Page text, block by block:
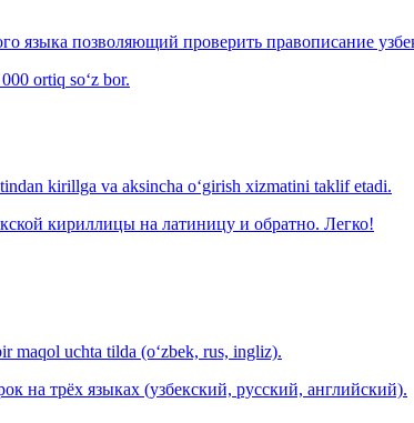
языка позволяющий проверить правописание
ortiq so‘z bor.
kirillga va aksincha o‘girish xizmatini taklif etadi.
кириллицы на латиницу и обратно. Легко!
maqol uchta tilda (o‘zbek, rus, ingliz).
на трёх языках (узбекский, русский, английский).